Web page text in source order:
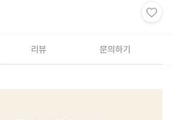
리뷰 문의하기